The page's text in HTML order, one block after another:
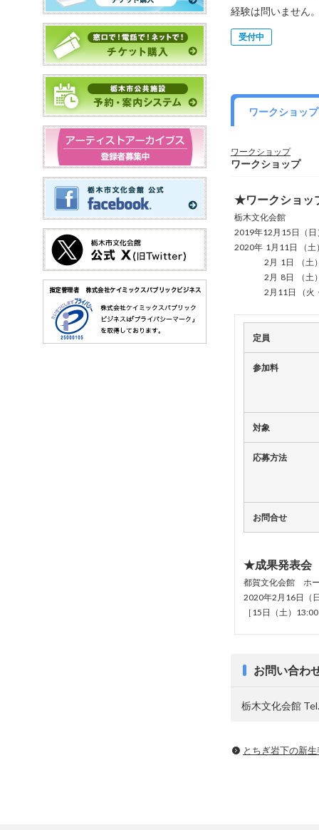
経験は問いません
受付中
ワークショップ
ワークショップ
ワークショップ
★ワークショッ
栃木文化会館
2019年12月15日（日
2020年 1月11日 （土
2月 1日 （土）
2月 8日 （土）
2月11日 （火・
定員
参加料
対象
応募方法
お問合せ
★成果発表会
都賀文化会館 ホ
2020年2月16日（
［15日（土）
お問い合わ
栃木文化会館
とちぎ岩下の新